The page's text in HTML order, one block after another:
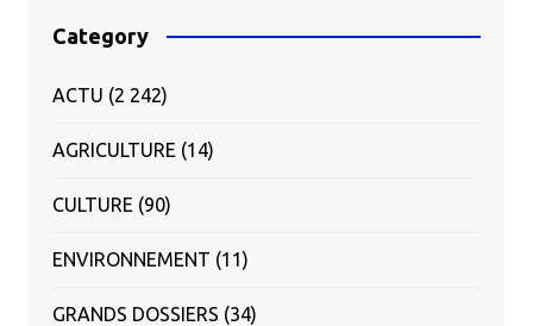
Category
ACTU (2 242)
AGRICULTURE (14)
CULTURE (90)
ENVIRONNEMENT (11)
GRANDS DOSSIERS (34)